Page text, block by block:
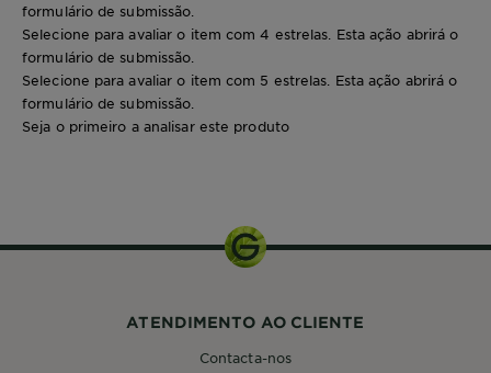
formulário de submissão.
Selecione para avaliar o item com 4 estrelas. Esta ação abrirá o
formulário de submissão.
Selecione para avaliar o item com 5 estrelas. Esta ação abrirá o
formulário de submissão.
Seja o primeiro a analisar este produto
ATENDIMENTO AO CLIENTE
Contacta-nos